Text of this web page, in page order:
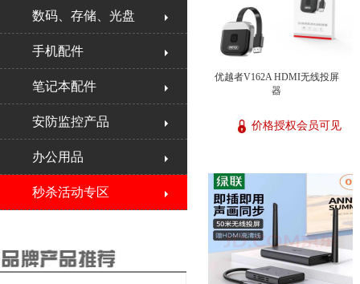
数码、存储、光盘
手机配件
笔记本配件
安防监控产品
办公用品
秒杀活动专区
优越者V162A HDMI无线投屏
器
价格授权会员可见